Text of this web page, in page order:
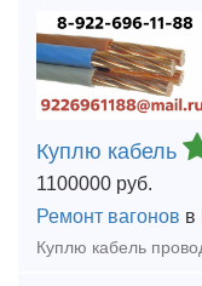
Куплю кабель
1100000 руб.
Ремонт вагонов в